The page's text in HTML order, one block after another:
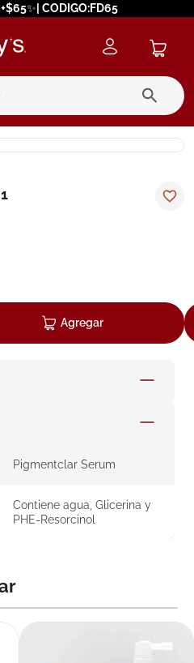
+$65✨| CODIGO:FD65
Agregar
Pigmentclar Serum
Contiene agua, Glicerina y
PHE-Resorcinol